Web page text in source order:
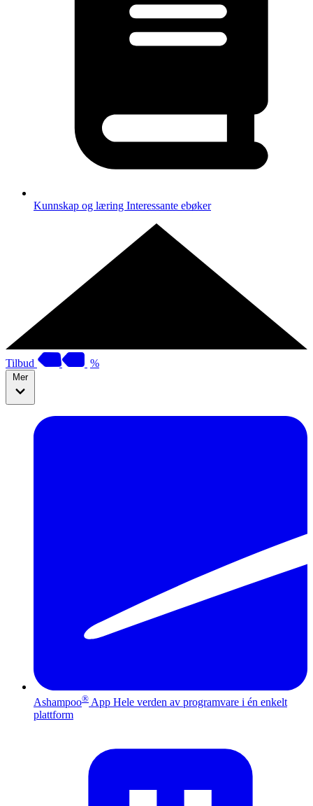
Kunnskap og læring Interessante ebøker
Tilbud %
Mer
Ashampoo® App Hele verden av programvare i én enkelt
plattform